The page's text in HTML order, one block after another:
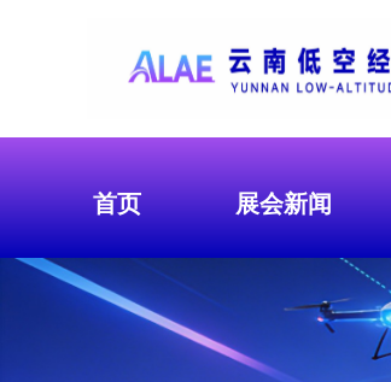
首页 展会新闻